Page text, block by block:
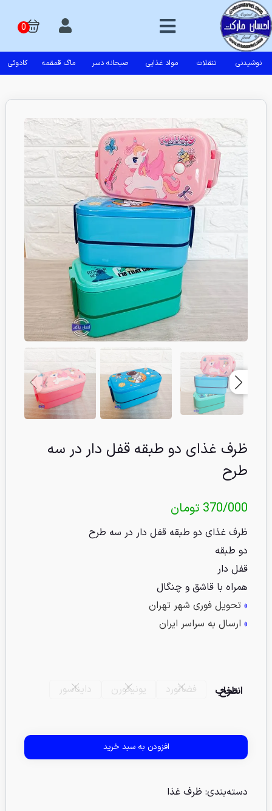
نوشیدنی تنقلات مواد غذایی صبحانه دسر ماگ قمقمه کادوئی
ظرف غذای دو طبقه قفل دار در سه
طرح
370/000 تومان
ظرف غذای دو طبقه قفل دار در سه طرح
دو طبقه
قفل دار
همراه با قاشق و چنگال
» تحویل فوری شهر تهران
» ارسال به سراسر ایران
انتخاب طرح فضانورد یونیکورن دایناسور
افزودن به سبد خرید
دسته‌بندی: ظرف غذا